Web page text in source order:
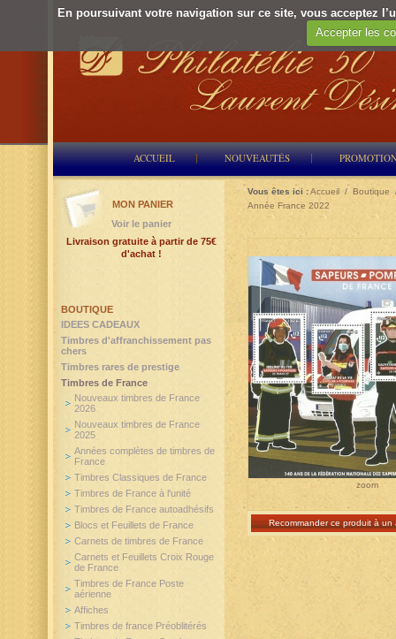
En poursuivant votre navigation sur ce site, vous acceptez
Accepter les
ACCUEIL NOUVEAUTÉS
Vous êtes ici :Accueil / Boutique
Année France 2022
zoom
Recommander ce produit à un
BOUTIQUE
IDEES CADEAUX
Timbres d'affranchissement pas
chers
Timbres rares de prestige
Timbres de France
Nouveaux timbres de France
2026
Nouveaux timbres de France
2025
Années complètes de timbres de
France
Timbres Classiques de France
Timbres de France à l'unité
Timbres de France autoadhésifs
Blocs et Feuillets de France
Carnets de timbres de France
Carnets et Feuillets Croix Rouge
de France
Timbres de France Poste
aérienne
Affiches
Timbres de france Préoblitérés
MON PANIER
Voir le panier
Livraison gratuite à partir de 75€
d'achat !